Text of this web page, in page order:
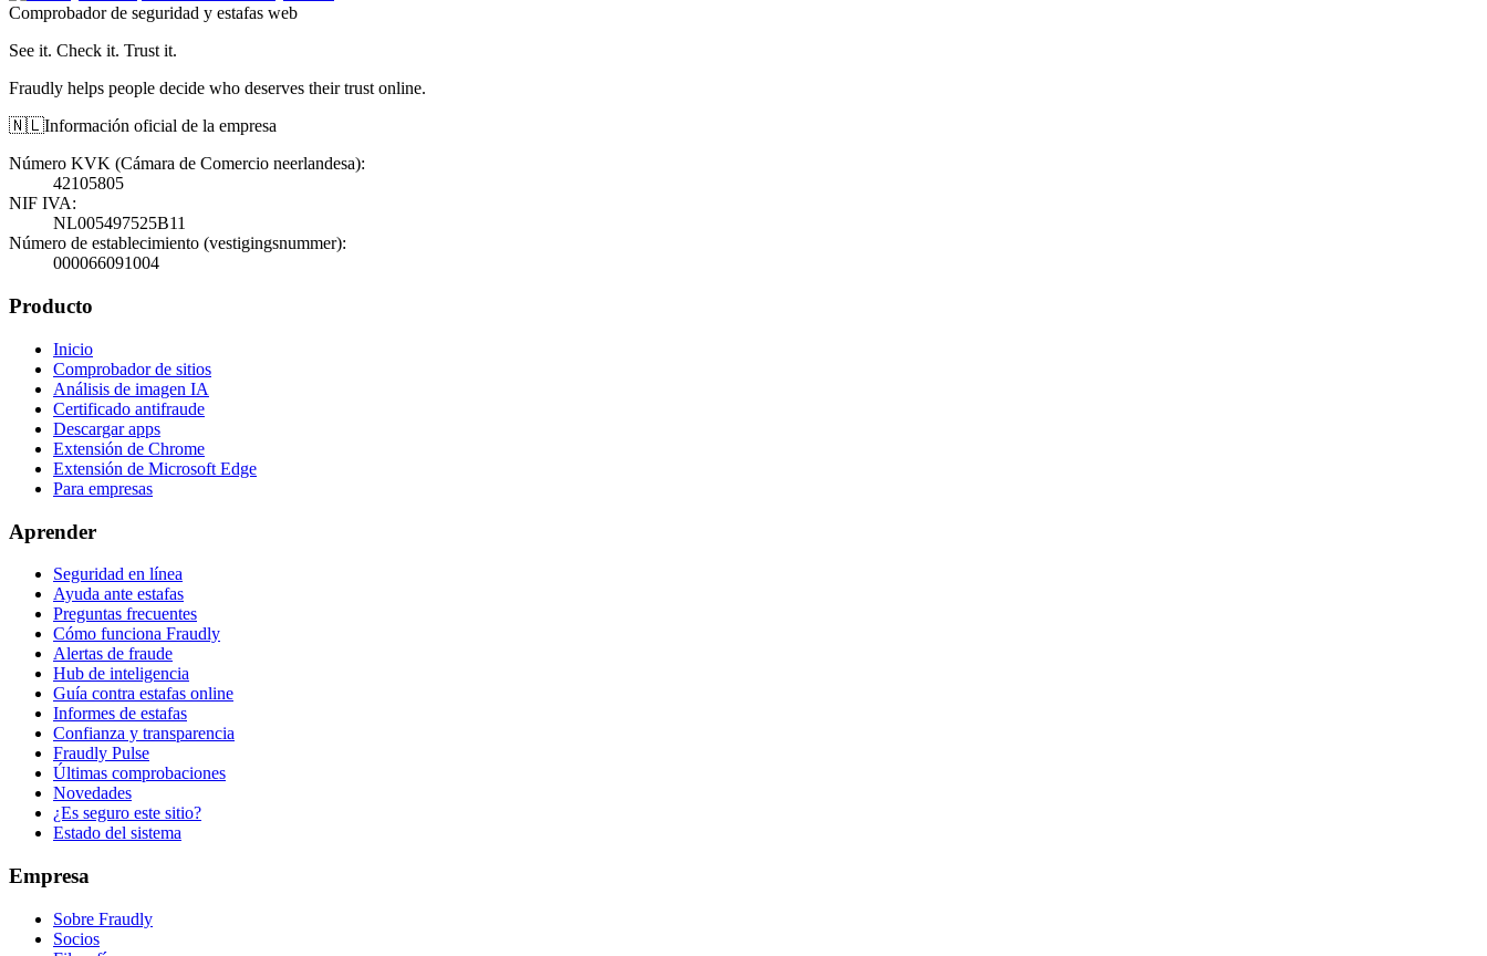
Comprobador de seguridad y estafas web
See it. Check it. Trust it.
Fraudly helps people decide who deserves their trust online.
🇳🇱Información oficial de la empresa
Número KVK (Cámara de Comercio neerlandesa):
42105805
NIF IVA:
NL005497525B11
Número de establecimiento (vestigingsnummer):
000066091004
Producto
Inicio
Comprobador de sitios
Análisis de imagen IA
Certificado antifraude
Descargar apps
Extensión de Chrome
Extensión de Microsoft Edge
Para empresas
Aprender
Seguridad en línea
Ayuda ante estafas
Preguntas frecuentes
Cómo funciona Fraudly
Alertas de fraude
Hub de inteligencia
Guía contra estafas online
Informes de estafas
Confianza y transparencia
Fraudly Pulse
Últimas comprobaciones
Novedades
¿Es seguro este sitio?
Estado del sistema
Empresa
Sobre Fraudly
Socios